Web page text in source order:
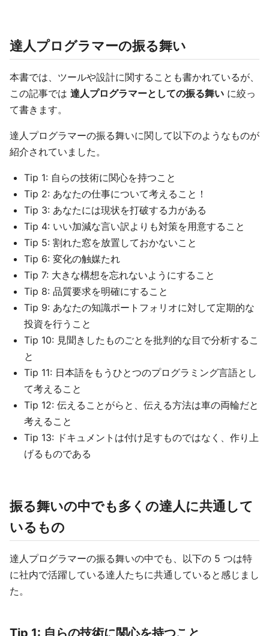
達人プログラマーの振る舞い
本書では、ツールや設計に関することも書かれているが、
この記事では 達人プログラマーとしての振る舞い に絞っ
て書きます。
達人プログラマーの振る舞いに関して以下のようなものが
紹介されていました。
Tip 1: 自らの技術に関心を持つこと
Tip 2: あなたの仕事について考えること！
Tip 3: あなたには現状を打破する力がある
Tip 4: いい加減な言い訳よりも対策を用意すること
Tip 5: 割れた窓を放置しておかないこと
Tip 6: 変化の触媒たれ
Tip 7: 大きな構想を忘れないようにすること
Tip 8: 品質要求を明確にすること
Tip 9: あなたの知識ポートフォリオに対して定期的な
投資を行うこと
Tip 10: 見聞きしたものごとを批判的な目で分析するこ
と
Tip 11: 日本語をもうひとつのプログラミング言語とし
て考えること
Tip 12: 伝えることがらと、伝える方法は車の両輪だと
考えること
Tip 13: ドキュメントは付け足すものではなく、作り上
げるものである
振る舞いの中でも多くの達人に共通して
いるもの
達人プログラマーの振る舞いの中でも、以下の 5 つは特
に社内で活躍している達人たちに共通していると感じまし
た。
Tip 1: 自らの技術に関心を持つこと